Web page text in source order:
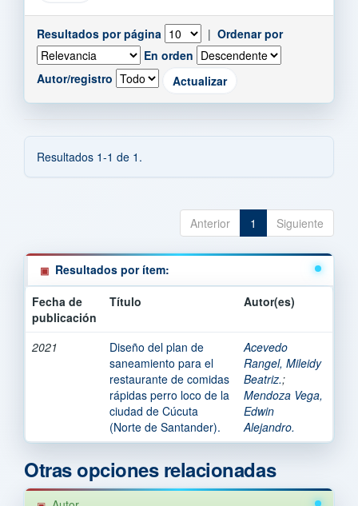
Resultados por página | Ordenar por
En orden
Autor/registro
Resultados 1-1 de 1.
Anterior 1 Siguiente
Resultados por ítem:
Fecha de
publicación
Título Autor(es)
2021
Diseño del plan de
saneamiento para el
restaurante de comidas
rápidas perro loco de la
ciudad de Cúcuta
(Norte de Santander).
Acevedo
Rangel, Mileidy
Beatriz.;
Mendoza Vega,
Edwin
Alejandro.
Otras opciones relacionadas